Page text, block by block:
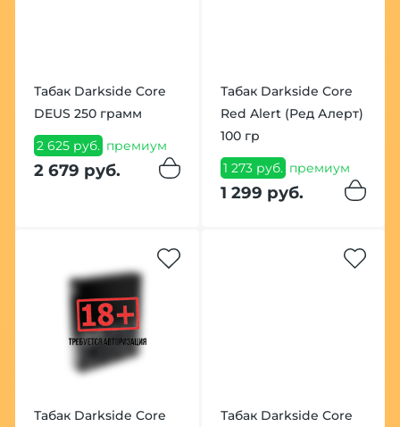
Табак Darkside Core
DEUS 250 грамм
2 625 руб. премиум
2 679 руб.
Табак Darkside Core
Red Alert (Ред Алерт)
100 гр
1 273 руб. премиум
1 299 руб.
Табак Darkside Core
Табак Darkside Core